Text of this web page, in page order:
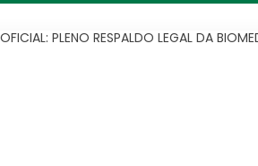
PLENO RESPALDO LEGAL DA